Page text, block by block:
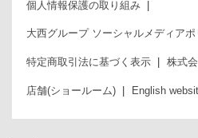
個人情報保護の取り組み
大西グループ ソーシャルメディアポ
特定商取引法に基づく表示 株式
店舗(ショールーム) English